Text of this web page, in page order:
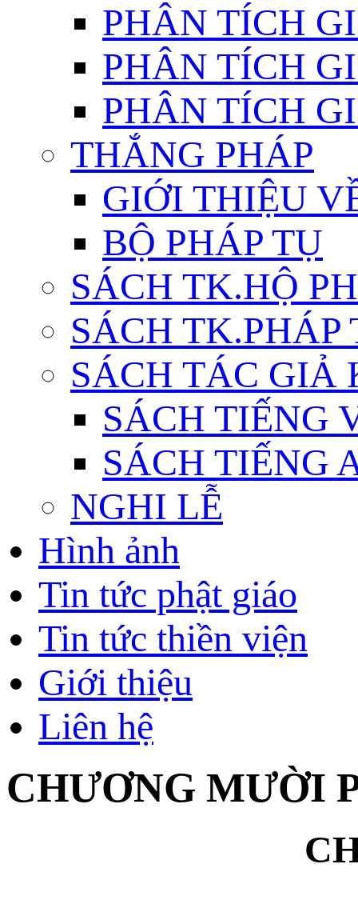
PHÂN TÍCH
PHÂN TÍCH
PHÂN TÍCH
THẮNG PHÁP
GIỚI THIỆU
BỘ PHÁP TỤ
SÁCH TK.HỘ
SÁCH TK.PHÁP
SÁCH TÁC GIẢ
SÁCH TIẾNG
SÁCH TIẾNG
NGHI LỄ
Hình ảnh
Tin tức phật giáo
Tin tức thiền viện
Giới thiệu
Liên hệ
CHƯƠNG MƯỜI